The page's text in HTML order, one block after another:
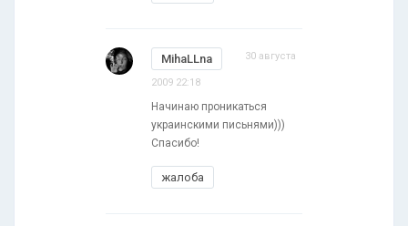
MihaLLna 30 августа
2009 22:18
Начинаю проникаться
украинскими письнями)))
Спасибо!
жалоба